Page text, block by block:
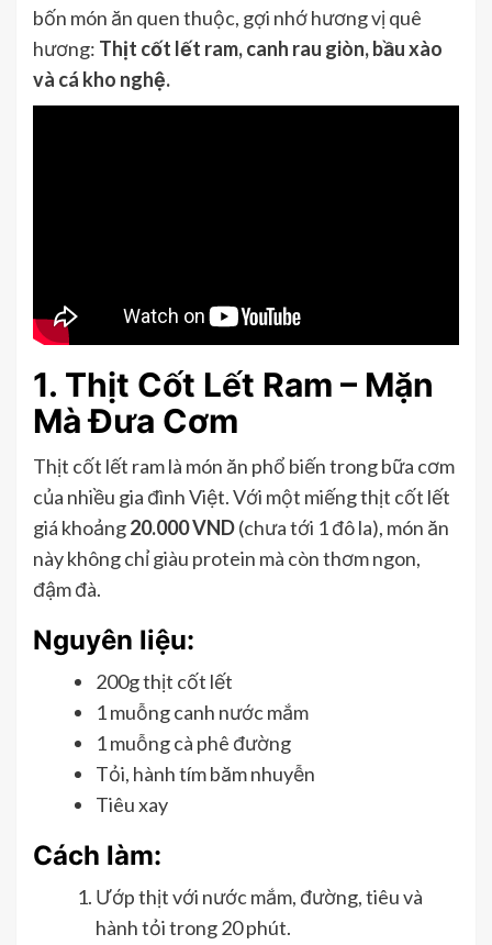
bốn món ăn quen thuộc, gợi nhớ hương vị quê
hương: Thịt cốt lết ram, canh rau giòn, bầu xào
và cá kho nghệ.
1. Thịt Cốt Lết Ram – Mặn
Mà Đưa Cơm
Thịt cốt lết ram là món ăn phổ biến trong bữa cơm
của nhiều gia đình Việt. Với một miếng thịt cốt lết
giá khoảng20.000 VND(chưa tới 1 đô la), món ăn
này không chỉ giàu protein mà còn thơm ngon,
đậm đà.
Nguyên liệu:
200g thịt cốt lết
1 muỗng canh nước mắm
1 muỗng cà phê đường
Tỏi, hành tím băm nhuyễn
Tiêu xay
Cách làm:
Ướp thịt với nước mắm, đường, tiêu và
hành tỏi trong 20 phút.